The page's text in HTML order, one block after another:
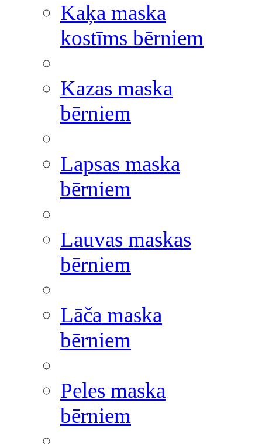
Kaķa maska
kostīms bērniem
Kazas maska
bērniem
Lapsas maska
bērniem
Lauvas maskas
bērniem
Lāča maska
bērniem
Peles maska
bērniem